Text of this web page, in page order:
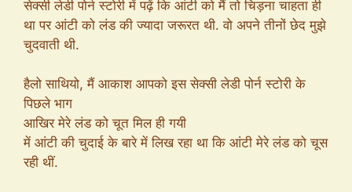
सेक्सी लेडी पोर्न स्टोरी में पढ़ें कि आंटी को मैं तो चिड़ना चाहता ही
था पर आंटी को लंड की ज्यादा जरूरत थी. वो अपने तीनों छेद मुझे
चुदवाती थी.
हैलो साथियो, मैं आकाश आपको इस सेक्सी लेडी पोर्न स्टोरी के
पिछले भाग
आखिर मेरे लंड को चूत मिल ही गयी
में आंटी की चुदाई के बारे में लिख रहा था कि आंटी मेरे लंड को चूस
रही थीं.